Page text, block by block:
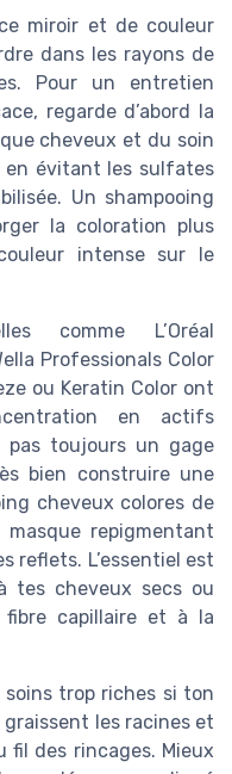
miroir et de couleur
dans les rayons de
Pour un entretien
regarde d’abord la
cheveux et du soin
en évitant les sulfates
Un shampooing
la coloration plus
intense sur le
comme L’Oréal
Professionals Color
ou Keratin Color ont
en actifs
pas toujours un gage
bien construire une
cheveux colores de
repigmentant
reflets. L’essentiel est
tes cheveux secs ou
capillaire et à la
soins trop riches si ton
les racines et
fil des rincages. Mieux